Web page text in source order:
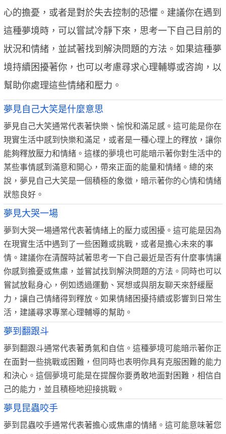
心的擔憂，或者是對於失去控制的恐懼。建議你在遇到
這種夢境時，可以嘗試冷靜下來，思考一下自己目前的
狀況和情緒，並試著找到解決問題的方法。如果這種夢
境持續困擾著你，也可以考慮尋求心理輔導或咨詢，以
幫助你處理這些情緒和壓力。
夢見自己大笑是什麼意思
夢見自己大笑通常代表著快樂、愉悅和滿足感。這可能是你在
現實生活中感到快樂和滿足，或者是一種心理上的釋放，讓你
能夠釋放壓力和情緒。這樣的夢境也可能暗示著你對生活中的
某些事情感到滿意和開心，帶來正面的能量和情緒。總的來
說，夢見自己大笑是一個積極的象徵，暗示著你的心情和情緒
狀態良好。
夢見大哭一場
夢到大哭一場通常代表著情緒上的壓力或困擾。這可能是因為
在現實生活中遇到了一些困難或挑戰，或者是擔心未來的事
情。建議你在清醒時試著思考一下自己最近是否有什麼事情讓
你感到擔憂或焦慮，並嘗試找到解決問題的方法。同時也可以
嘗試放鬆身心，例如透過運動、冥想或與朋友聊天來舒緩壓
力，讓自己情緒得到釋放。如果情緒困擾持續或影響到日常生
活，建議尋求專業心理輔導的幫助。
夢到翻跟斗
夢到翻跟斗通常代表著勇氣和自信。這種夢境可能暗示著你正
在面對一些挑戰或困難，但同時也表明你具有克服困難的能力
和決心。這個夢境可能是在提醒你要勇敢地面對困難，相信自
己的能力，並且積極地迎接挑戰。
夢見昆蟲咬手
夢到昆蟲咬手通常代表著擔心或焦慮的情緒。這可能意味著您